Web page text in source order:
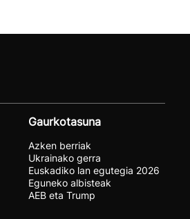
Gaurkotasuna
Azken berriak
Ukrainako gerra
Euskadiko lan egutegia 2026
Eguneko albisteak
AEB eta Trump